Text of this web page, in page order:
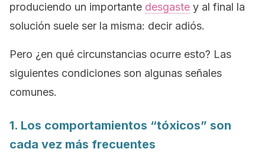
produciendo un importante desgaste y al final la
solución suele ser la misma: decir adiós.
Pero ¿en qué circunstancias ocurre esto? Las
siguientes condiciones son algunas señales
comunes.
1. Los comportamientos “tóxicos” son
cada vez más frecuentes